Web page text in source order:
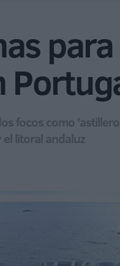
focos como
litoral andaluz